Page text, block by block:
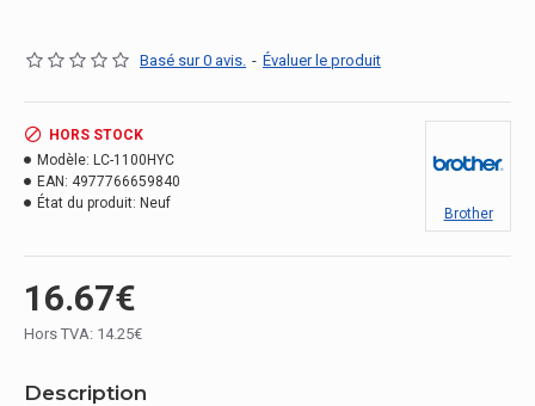
Basé sur 0 avis. - Évaluer le produit
16.67€
Hors TVA: 14.25€
HORS STOCK
Modèle: LC-1100HYC
EAN: 4977766659840
État du produit: Neuf
Brother
Description